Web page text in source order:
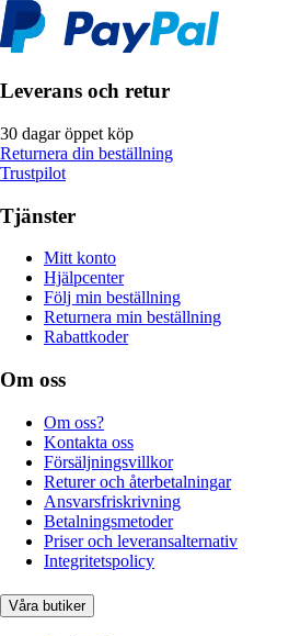
Leverans och retur
30 dagar öppet köp
Returnera din beställning
Trustpilot
Tjänster
Mitt konto
Hjälpcenter
Följ min beställning
Returnera min beställning
Rabattkoder
Om oss
Om oss?
Kontakta oss
Försäljningsvillkor
Returer och återbetalningar
Ansvarsfriskrivning
Betalningsmetoder
Priser och leveransalternativ
Integritetspolicy
Våra butiker